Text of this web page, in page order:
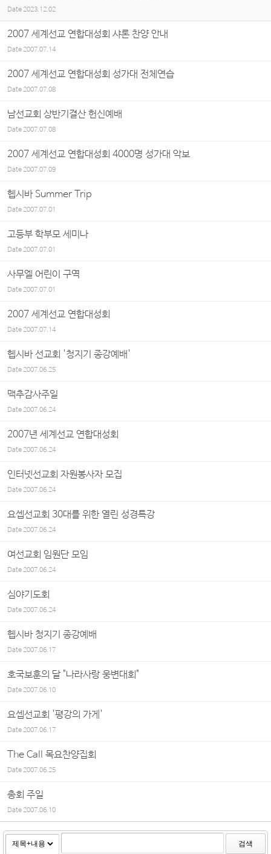
Date 2023.12.02
2007 세계선교 연합대성회 샤론 찬양 안내
Date2007.07.14
2007 세계선교 연합대성회 성가대 전체연습
Date2007.07.08
남선교회 상반기결산 헌신예배
Date2007.07.08
2007 세계선교 연합대성회 4000명 성가대 악보
Date2007.07.09
헵시바 Summer Trip
Date2007.07.01
고등부 학부모 세미나
Date2007.07.01
사무엘 어린이 구역
Date2007.07.01
2007 세계선교 연합대성회
Date2007.07.14
헵시바 선교회 '청지기 종강예배'
Date2007.06.25
맥추감사주일
Date2007.06.24
2007년 세계선교 연합대성회
Date2007.06.24
인터넷선교회 자원봉사자 모집
Date2007.06.24
요셉선교회 30대를 위한 열린 성경특강
Date2007.06.24
여선교회 임원단 모임
Date2007.06.24
심야기도회
Date2007.06.24
헵시바 청지기 종강예배
Date2007.06.17
호국보훈의 달 "나라사랑 웅변대회"
Date2007.06.10
요셉선교회 '평강의 가게'
Date2007.06.17
The Call 목요찬양집회
Date2007.06.25
총회 주일
Date2007.06.10
검색